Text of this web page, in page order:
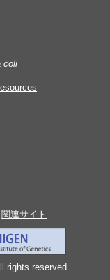
coli
関連サイト
rights reserved.